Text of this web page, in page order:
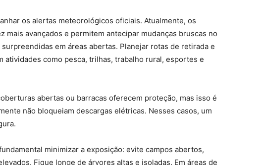
os alertas meteorológicos oficiais. Atualmente, os
mais avançados e permitem antecipar mudanças bruscas no
em áreas abertas. Planejar rotas de retirada e
atividades como pesca, trilhas, trabalho rural, esportes e
abertas ou barracas oferecem proteção, mas isso é
não bloqueiam descargas elétricas. Nesses casos, um
minimizar a exposição: evite campos abertos,
Fique longe de árvores altas e isoladas. Em áreas de